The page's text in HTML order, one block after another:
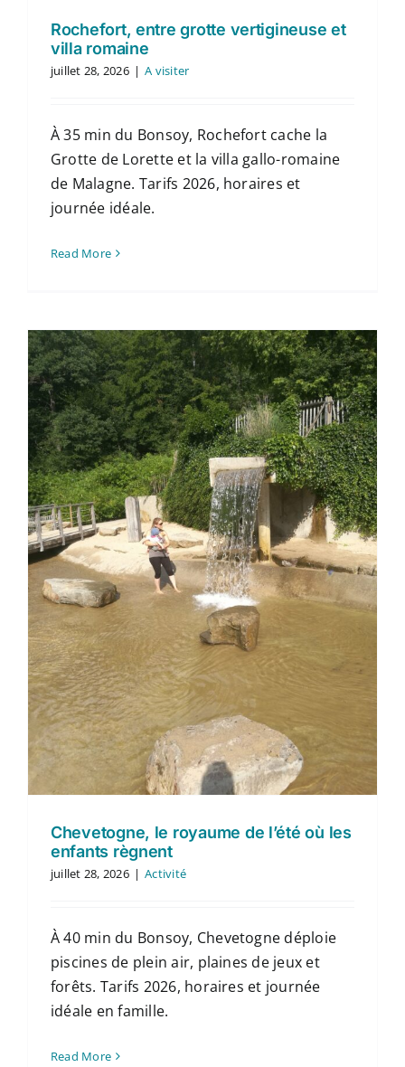
Rochefort, entre grotte vertigineuse et
villa romaine
juillet 28, 2026 | A visiter
À 35 min du Bonsoy, Rochefort cache la
Grotte de Lorette et la villa gallo-romaine
de Malagne. Tarifs 2026, horaires et
journée idéale.
Read More
Chevetogne, le royaume de l’été où les
enfants règnent
juillet 28, 2026 | Activité
À 40 min du Bonsoy, Chevetogne déploie
piscines de plein air, plaines de jeux et
forêts. Tarifs 2026, horaires et journée
idéale en famille.
Read More